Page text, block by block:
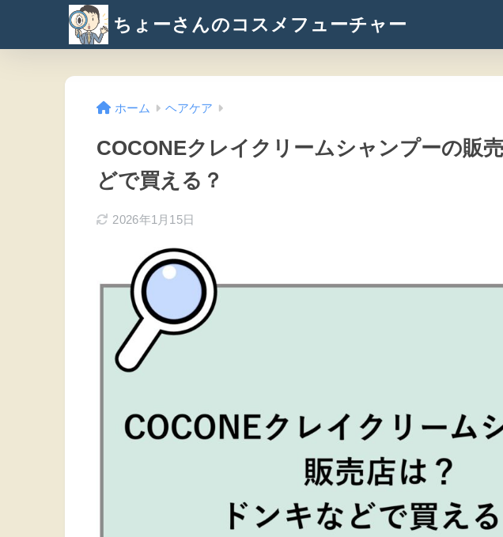
ちょーさんのコスメフューチャー
ホーム ヘアケア
COCONEクレイクリームシャンプーの販
どで買える？
2026年1月15日